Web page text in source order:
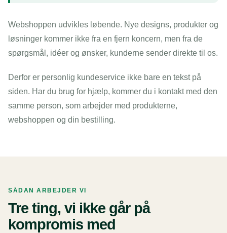
Webshoppen udvikles løbende. Nye designs, produkter og
løsninger kommer ikke fra en fjern koncern, men fra de
spørgsmål, idéer og ønsker, kunderne sender direkte til os.
Derfor er personlig kundeservice ikke bare en tekst på
siden. Har du brug for hjælp, kommer du i kontakt med den
samme person, som arbejder med produkterne,
webshoppen og din bestilling.
SÅDAN ARBEJDER VI
Tre ting, vi ikke går på
kompromis med